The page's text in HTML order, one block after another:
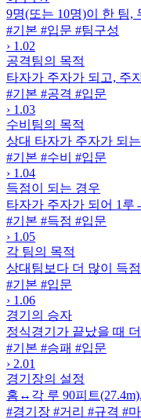
9명(또는 10명)이 한 팀,
#기본 #입문 #팀구성
› 1.02
공격팀의 목적
타자가 주자가 되고, 주
#기본 #공격 #입문
› 1.03
수비팀의 목적
상대 타자가 주자가 되
#기본 #수비
#입문
› 1.04
득점이 되는 경우
타자가 주자가 되어 1
#기본 #득점 #입문
› 1.05
각 팀의 목적
상대팀보다 더 많이 득
#기본 #입문
› 1.06
경기의 승자
정식경기가 끝났을 때
#기본 #승패 #입문
› 2.01
경기장의 설정
홈↔각 루 90피트
#경기장 #거리 #규격 #